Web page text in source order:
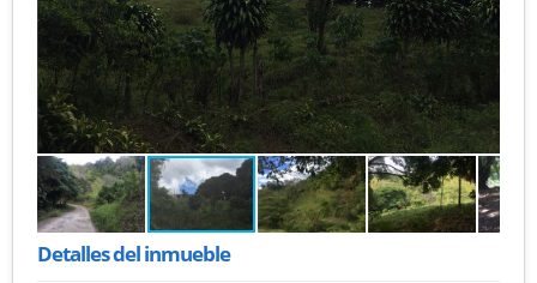
Detalles del inmueble